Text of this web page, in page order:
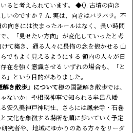
ると考えられています。 ◆Q. 古墳の向き
いのですか？ A. 実は、向きはバラバラ。不
向きには決まったルールはなく、長い時間
、「見せたい方向」が変化していったと考
て築き、通る人々に畏怖の念を抱かせる 山
でもよく見えるようにする 領内の人々が日
在を強く意識させる いずれの場合も、「と
」という目的がありました。
解き散歩」について穂の国謎解き散歩では、
ないか」や相撲神事で知られる牟呂八幡
安久美神戸神明社、さらには鳳来寺・石巻
文化を象徴する場所を順に歩いていく予定
究者や、地域にゆかりのある方々をリーダ